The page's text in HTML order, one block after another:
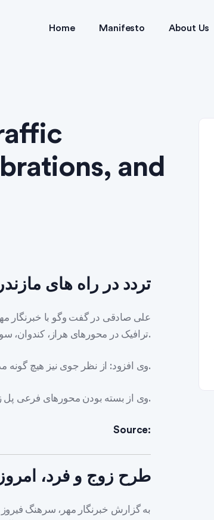
Home Manifesto About Us
and
تردد در راه های
علی صادقی در گفت وگو با خبرنگار
ترافیک در محورهای هراز، کندوان، سوادکوه و کناره روان است.
وی افزود: از نظر جوی نیز هیچ گونه مداخله خاصی را در استان شاهد نیستیم.
وی از بسته بودن محورهای فرعی پل زنگوله بلده و رویان بلده خبر داد.
Source:
طرح زوج و فرد،
به گزارش خبرنگار مهر، سرهنگ